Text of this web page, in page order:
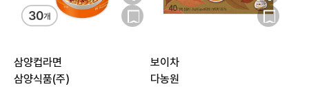
삼양컵라면
삼양식품(주)
보이차
다농원